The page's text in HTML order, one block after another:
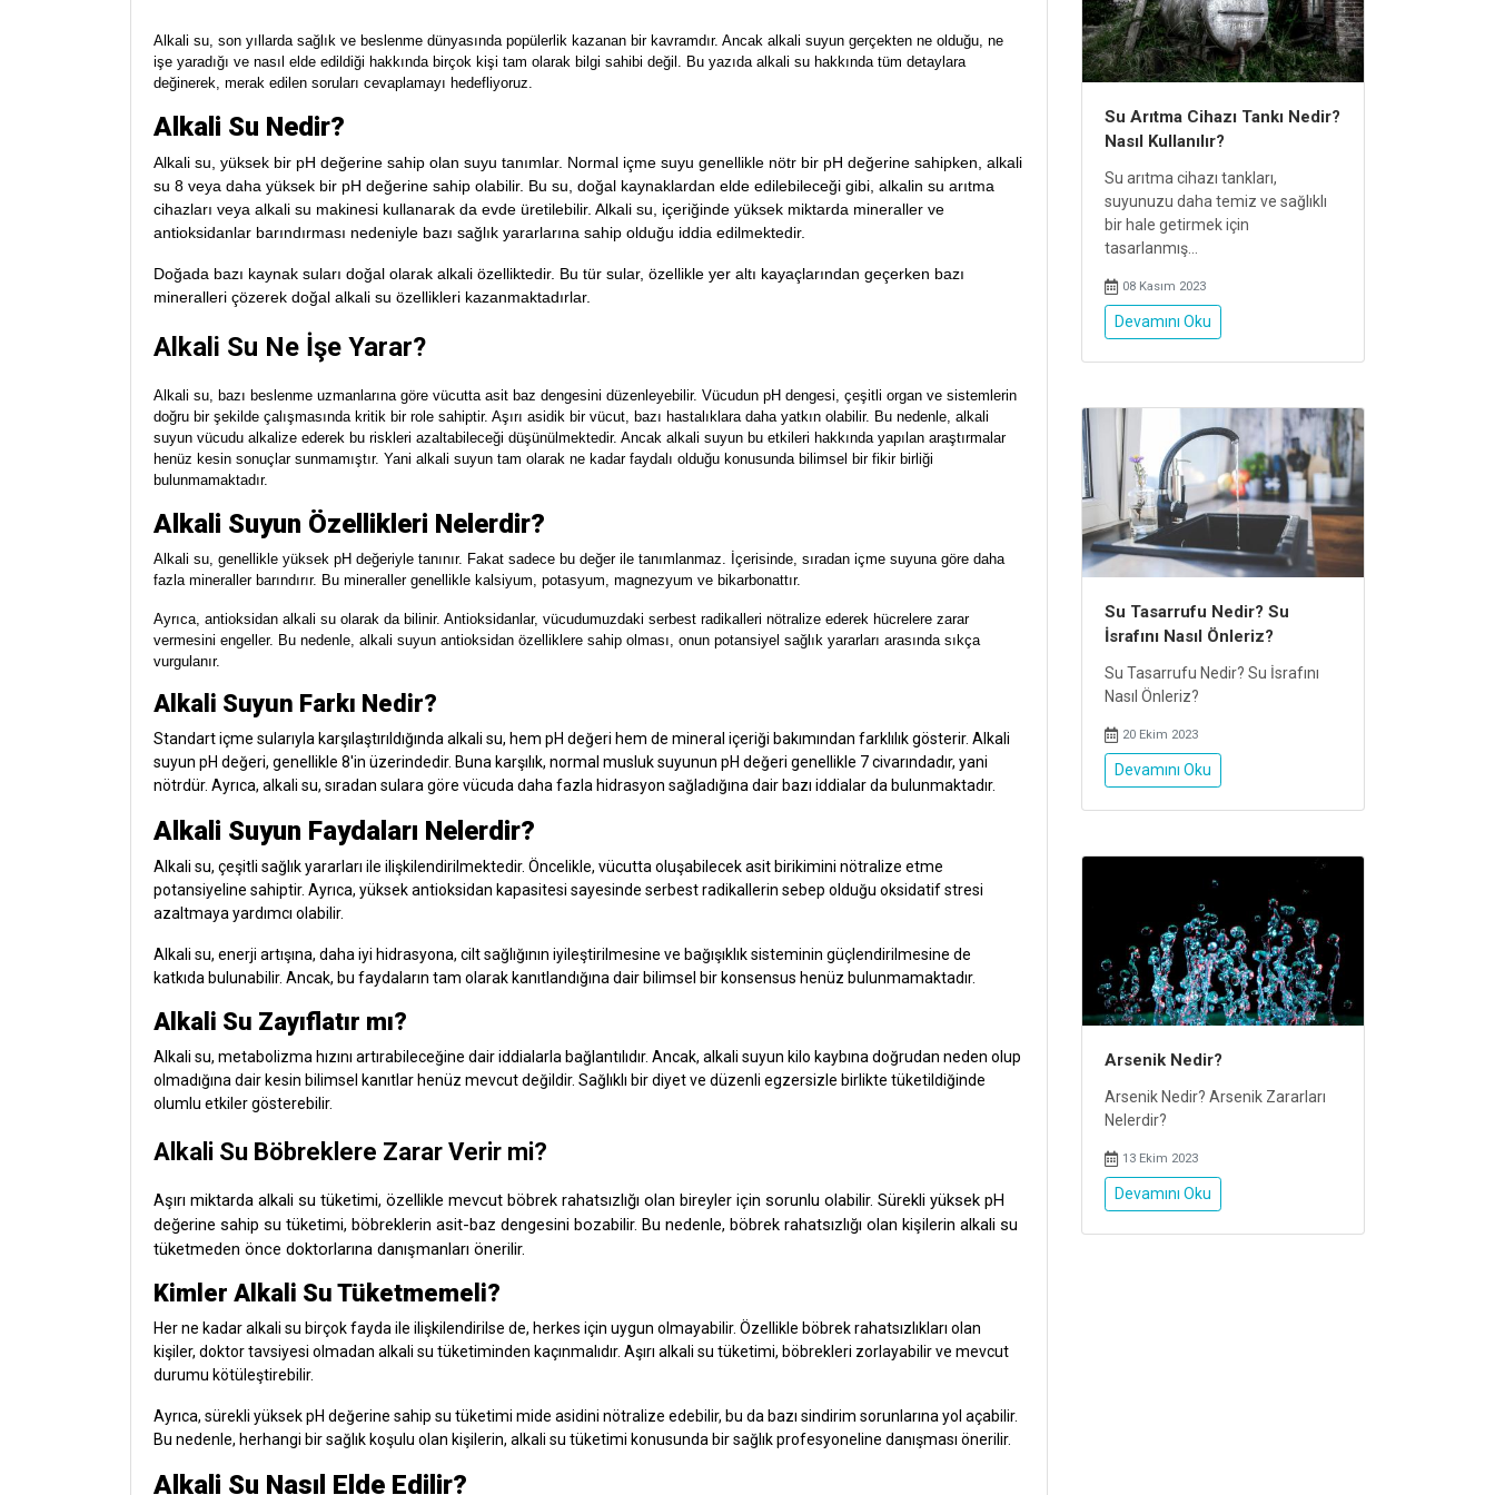
Alkali su, son yıllarda sağlık ve beslenme dünyasında popülerlik kazanan bir kavramdır. Ancak alkali suyun gerçekten ne olduğu, ne
işe yaradığı ve nasıl elde edildiği hakkında birçok kişi tam olarak bilgi sahibi değil. Bu yazıda alkali su hakkında tüm detaylara
değinerek, merak edilen soruları cevaplamayı hedefliyoruz.
Alkali Su Nedir?
Alkali su, yüksek bir pH değerine sahip olan suyu tanımlar. Normal içme suyu genellikle nötr bir pH değerine sahipken, alkali
su 8 veya daha yüksek bir pH değerine sahip olabilir. Bu su, doğal kaynaklardan elde edilebileceği gibi, alkalin su arıtma
cihazları veya alkali su makinesi kullanarak da evde üretilebilir. Alkali su, içeriğinde yüksek miktarda mineraller ve
antioksidanlar barındırması nedeniyle bazı sağlık yararlarına sahip olduğu iddia edilmektedir.
Doğada bazı kaynak suları doğal olarak alkali özelliktedir. Bu tür sular, özellikle yer altı kayaçlarından geçerken bazı
mineralleri çözerek doğal alkali su özellikleri kazanmaktadırlar.
Alkali Su Ne İşe Yarar?
Alkali su, bazı beslenme uzmanlarına göre vücutta asit baz dengesini düzenleyebilir. Vücudun pH dengesi, çeşitli organ ve sistemlerin
doğru bir şekilde çalışmasında kritik bir role sahiptir. Aşırı asidik bir vücut, bazı hastalıklara daha yatkın olabilir. Bu nedenle, alkali
suyun vücudu alkalize ederek bu riskleri azaltabileceği düşünülmektedir. Ancak alkali suyun bu etkileri hakkında yapılan araştırmalar
henüz kesin sonuçlar sunmamıştır. Yani alkali suyun tam olarak ne kadar faydalı olduğu konusunda bilimsel bir fikir birliği
bulunmamaktadır.
Alkali Suyun Özellikleri Nelerdir?
Alkali su, genellikle yüksek pH değeriyle tanınır. Fakat sadece bu değer ile tanımlanmaz. İçerisinde, sıradan içme suyuna göre daha
fazla mineraller barındırır. Bu mineraller genellikle kalsiyum, potasyum, magnezyum ve bikarbonattır.
Ayrıca, antioksidan alkali su olarak da bilinir. Antioksidanlar, vücudumuzdaki serbest radikalleri nötralize ederek hücrelere zarar
vermesini engeller. Bu nedenle, alkali suyun antioksidan özelliklere sahip olması, onun potansiyel sağlık yararları arasında sıkça
vurgulanır.
Alkali Suyun Farkı Nedir?
Standart içme sularıyla karşılaştırıldığında alkali su, hem pH değeri hem de mineral içeriği bakımından farklılık gösterir. Alkali
suyun pH değeri, genellikle 8'in üzerindedir. Buna karşılık, normal musluk suyunun pH değeri genellikle 7 civarındadır, yani
nötrdür. Ayrıca, alkali su, sıradan sulara göre vücuda daha fazla hidrasyon sağladığına dair bazı iddialar da bulunmaktadır.
Alkali Suyun Faydaları Nelerdir?
Alkali su, çeşitli sağlık yararları ile ilişkilendirilmektedir. Öncelikle, vücutta oluşabilecek asit birikimini nötralize etme
potansiyeline sahiptir. Ayrıca, yüksek antioksidan kapasitesi sayesinde serbest radikallerin sebep olduğu oksidatif stresi
azaltmaya yardımcı olabilir.
Alkali su, enerji artışına, daha iyi hidrasyona, cilt sağlığının iyileştirilmesine ve bağışıklık sisteminin güçlendirilmesine de
katkıda bulunabilir. Ancak, bu faydaların tam olarak kanıtlandığına dair bilimsel bir konsensus henüz bulunmamaktadır.
Alkali Su Zayıflatır mı?
Alkali su, metabolizma hızını artırabileceğine dair iddialarla bağlantılıdır. Ancak, alkali suyun kilo kaybına doğrudan neden olup
olmadığına dair kesin bilimsel kanıtlar henüz mevcut değildir. Sağlıklı bir diyet ve düzenli egzersizle birlikte tüketildiğinde
olumlu etkiler gösterebilir.
Alkali Su Böbreklere Zarar Verir mi?
Aşırı miktarda alkali su tüketimi, özellikle mevcut böbrek rahatsızlığı olan bireyler için sorunlu olabilir. Sürekli yüksek pH
değerine sahip su tüketimi, böbreklerin asit-baz dengesini bozabilir. Bu nedenle, böbrek rahatsızlığı olan kişilerin alkali su
tüketmeden önce doktorlarına danışmanları önerilir.
Kimler Alkali Su Tüketmemeli?
Her ne kadar alkali su birçok fayda ile ilişkilendirilse de, herkes için uygun olmayabilir. Özellikle böbrek rahatsızlıkları olan
kişiler, doktor tavsiyesi olmadan alkali su tüketiminden kaçınmalıdır. Aşırı alkali su tüketimi, böbrekleri zorlayabilir ve mevcut
durumu kötüleştirebilir.
Ayrıca, sürekli yüksek pH değerine sahip su tüketimi mide asidini nötralize edebilir, bu da bazı sindirim sorunlarına yol açabilir.
Bu nedenle, herhangi bir sağlık koşulu olan kişilerin, alkali su tüketimi konusunda bir sağlık profesyoneline danışması önerilir.
Alkali Su Nasıl Elde Edilir?
Su Arıtma Cihazı Tankı Nedir?
Nasıl Kullanılır?
Su arıtma cihazı tankları,
suyunuzu daha temiz ve sağlıklı
bir hale getirmek için
tasarlanmış...
08 Kasım 2023
Devamını Oku
Su Tasarrufu Nedir? Su
İsrafını Nasıl Önleriz?
Su Tasarrufu Nedir? Su İsrafını
Nasıl Önleriz?
20 Ekim 2023
Devamını Oku
Arsenik Nedir?
Arsenik Nedir? Arsenik Zararları
Nelerdir?
13 Ekim 2023
Devamını Oku